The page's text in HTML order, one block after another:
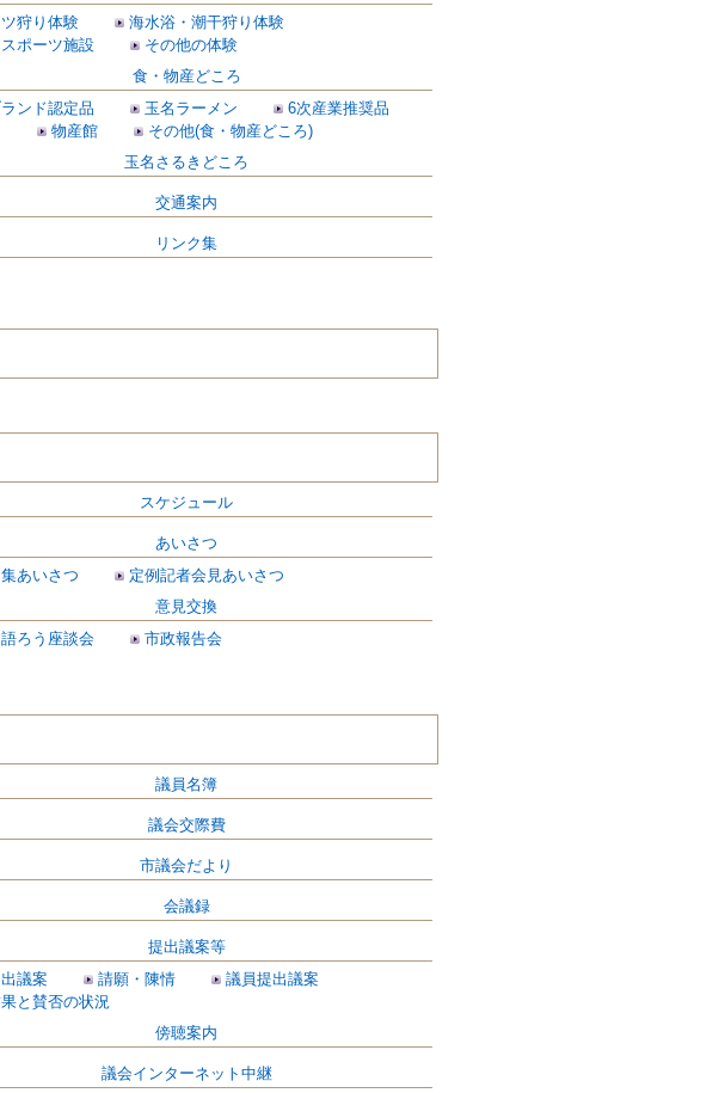
狩り体験
海水浴・潮干狩り体験
ポーツ施設
その他の体験
食・物産どころ
ンド認定品
玉名ラーメン
6次産業推奨品
物産館
その他(食・物産どころ)
玉名さるきどころ
交通案内
リンク集
スケジュール
あいさつ
あいさつ
定例記者会見あいさつ
意見交換
ろう座談会
市政報告会
議員名簿
議会交際費
市議会だより
会議録
提出議案等
議案
請願・陳情
議員提出議案
と賛否の状況
傍聴案内
議会インターネット中継